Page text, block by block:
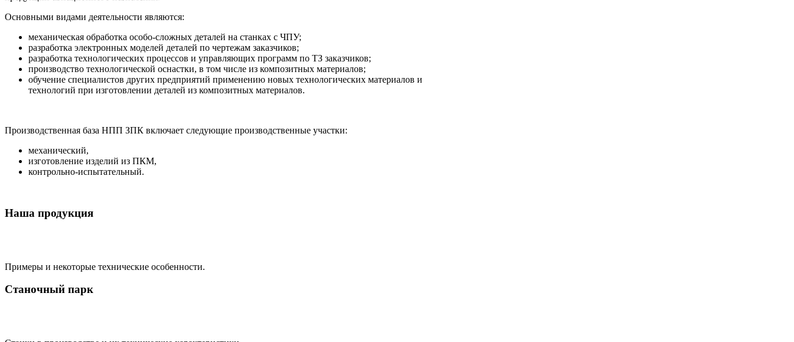
Основными видами деятельности являются:
механическая обработка особо-сложных деталей на станках с ЧПУ;
разработка электронных моделей деталей по чертежам заказчиков;
разработка технологических процессов и управляющих программ по ТЗ заказчиков;
производство технологической оснастки, в том числе из композитных материалов;
обучение специалистов других предприятий применению новых технологических материалов и
технологий при изготовлении деталей из композитных материалов.
Производственная база НПП ЗПК включает следующие производственные участки:
механический,
изготовление изделий из ПКМ,
контрольно-испытательный.
Наша продукция
Примеры и некоторые технические особенности.
Станочный парк